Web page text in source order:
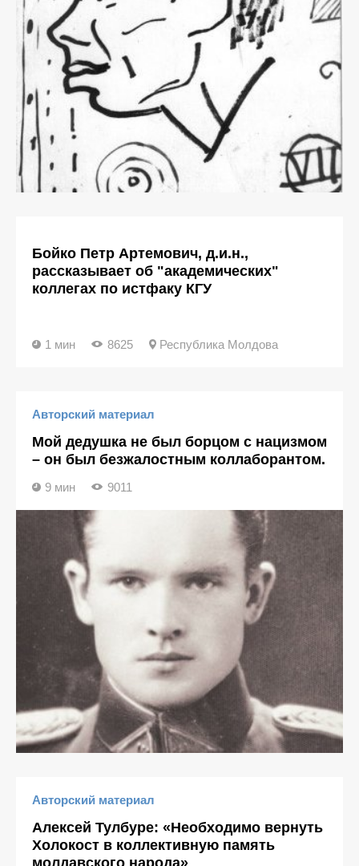
Бойко Петр Артемович, д.и.н.,
рассказывает об "академических"
коллегах по истфаку КГУ
1 мин 8625 Республика Молдова
Авторский материал
Мой дедушка не был борцом с нацизмом
– он был безжалостным коллаборантом.
9 мин 9011
Авторский материал
Алексей Тулбуре: «Необходимо вернуть
Холокост в коллективную память
молдавского народа»